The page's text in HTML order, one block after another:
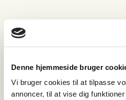
Denne hjemmeside bruger
Vi bruger cookies til at tilpasse
annoncer, til at vise dig